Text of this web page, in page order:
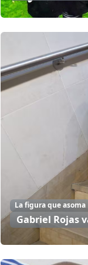
La figura que asoma
Gabriel Rojas